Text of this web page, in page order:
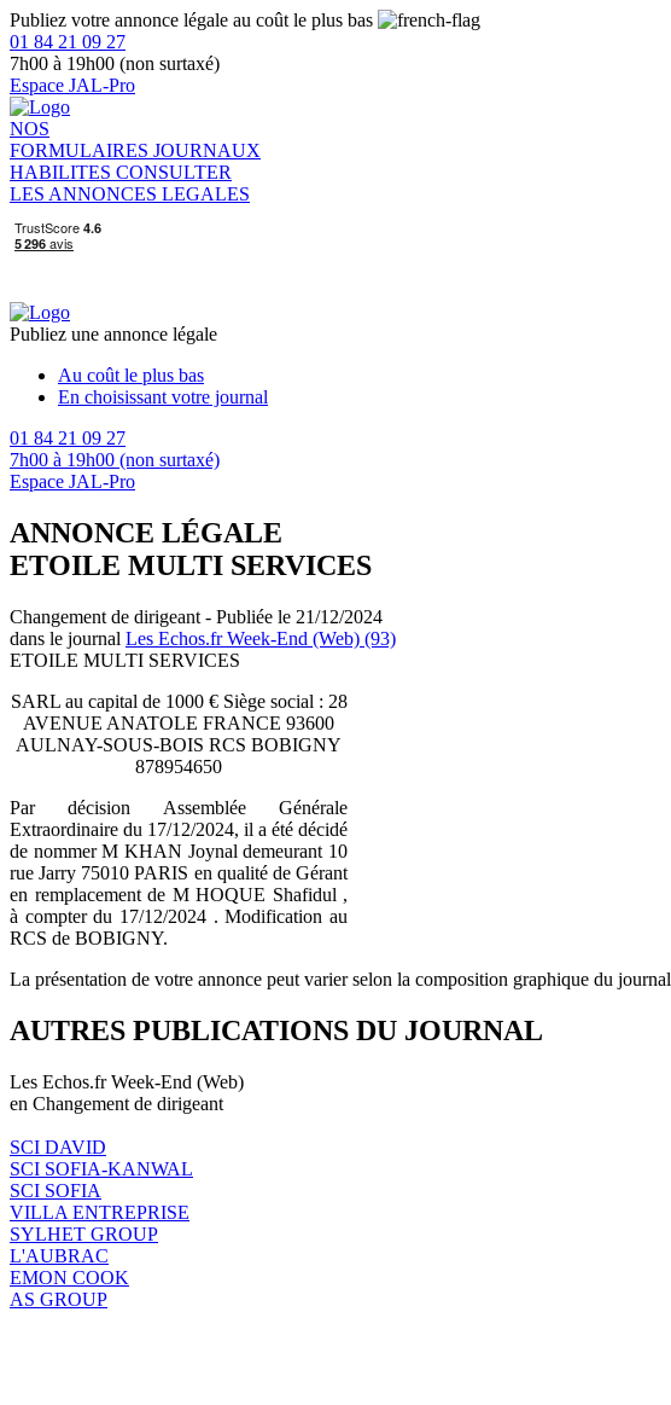
Publiez votre annonce légale au coût le plus bas
01 84 21 09 27
7h00 à 19h00 (non surtaxé)
Espace JAL-Pro
NOS
FORMULAIRES JOURNAUX
HABILITES CONSULTER
LES ANNONCES LEGALES
Publiez une annonce légale
Au coût le plus bas
En choisissant votre journal
01 84 21 09 27
7h00 à 19h00 (non surtaxé)
Espace JAL-Pro
ANNONCE LÉGALE
ETOILE MULTI SERVICES
Changement de dirigeant - Publiée le 21/12/2024
dans le journal Les Echos.fr Week-End (Web) (93)
ETOILE MULTI SERVICES
SARL au capital de 1000 € Siège social : 28
AVENUE ANATOLE FRANCE 93600
AULNAY-SOUS-BOIS RCS BOBIGNY
878954650
Par décision Assemblée Générale
Extraordinaire du 17/12/2024, il a été décidé
de nommer M KHAN Joynal demeurant 10
rue Jarry 75010 PARIS en qualité de Gérant
en remplacement de M HOQUE Shafidul ,
à compter du 17/12/2024 . Modification au
RCS de BOBIGNY.
La présentation de votre annonce peut varier selon la composition graphique du journal
AUTRES PUBLICATIONS DU JOURNAL
Les Echos.fr Week-End (Web)
en Changement de dirigeant
SCI DAVID
SCI SOFIA-KANWAL
SCI SOFIA
VILLA ENTREPRISE
SYLHET GROUP
L'AUBRAC
EMON COOK
AS GROUP